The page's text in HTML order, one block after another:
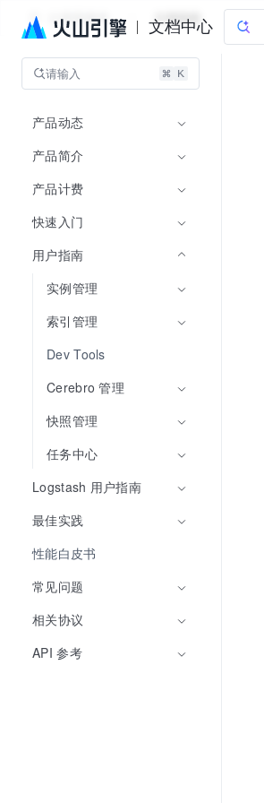
文档中心
云搜索服务 文档指南
请输入
产品动态
产品简介
产品计费
快速入门
用户指南
实例管理
索引管理
Dev Tools
Cerebro 管理
快照管理
任务中心
Logstash 用户指南
最佳实践
性能白皮书
常见问题
相关协议
API 参考